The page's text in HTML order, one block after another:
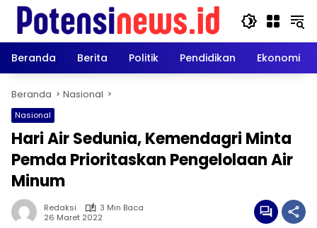
Langsung
konten
Beranda
Berita Politik Pendidikan Ekonomi
Beranda Nasional
Nasional
Hari Air Sedunia, Kemendagri Minta
Pemda Prioritaskan Pengelolaan Air
Minum
Redaksi
3 Min Baca
26 Maret 2022